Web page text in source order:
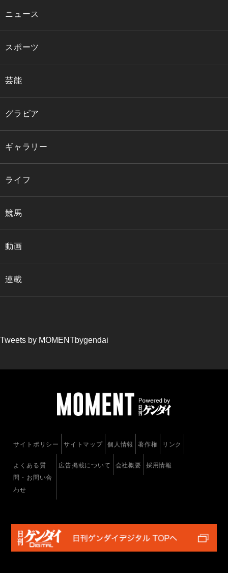
ニュース
スポーツ
芸能
グラビア
ギャラリー
ライフ
競馬
動画
連載
Tweets by MOMENTbygendai
サイトポリシー サイトマップ 個人情報 著作権 リンク
よくある質
問・お問い合
わせ
広告掲載について 会社概要 採用情報